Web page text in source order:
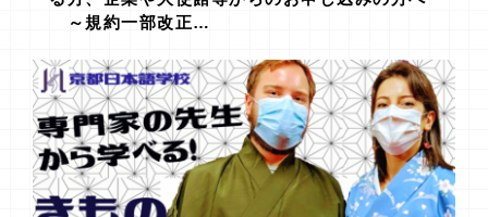
～規約一部改正…